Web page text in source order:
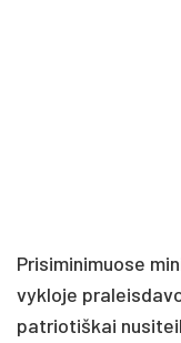
Pri­si­mi­ni­muo­se
vyk­lo­je
pa­trio­tiš­kai